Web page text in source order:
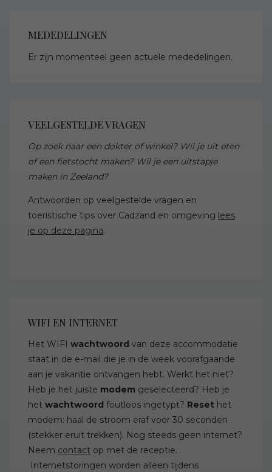
MEDEDELINGEN
Er zijn momenteel geen actuele mededelingen.
VEELGESTELDE VRAGEN
Op zoek naar een dokter of winkel? Wil je uit eten
of een fietstocht maken? Wil je een uitstapje
maken in Zeeland?
Antwoorden op veelgestelde vragen en
toeristische tips over Cadzand en omgeving lees
je op deze pagina.
WIFI EN INTERNET
Het WIFI wachtwoord van deze accommodatie
staat in de e-mail die je in de week voorafgaande
aan je vakantie ontvangen hebt. Werkt het niet?
Heb je het juiste modem geselecteerd? Heb je
het wachtwoord foutloos ingetypt? Reset het
modem: haal de stroom eraf voor 30 seconden
(stekker eruit trekken). Nog steeds geen internet?
Neem contact op met de receptie.
Internetstoringen worden alleen tijdens